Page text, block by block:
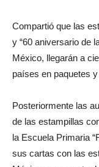
Compartió que las
y “60 aniversario de
México, llegarán a
países en paquetes
Posteriormente las
de las estampillas
la Escuela Primaria
sus cartas con las